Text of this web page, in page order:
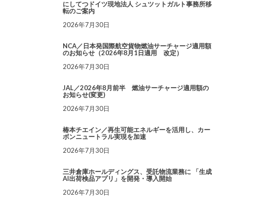
にしてつドイツ現地法人 シュツットガルト事務所移
転のご案内
2026年7月30日
NCA／日本発国際航空貨物燃油サーチャージ適用額
のお知らせ（2026年8月1日適用 改定）
2026年7月30日
JAL／2026年8月前半 燃油サーチャージ適用額の
お知らせ(変更)
2026年7月30日
椿本チエイン／再生可能エネルギーを活用し、カー
ボンニュートラル実現を加速
2026年7月30日
三井倉庫ホールディングス、受託物流業務に 「生成
AI出荷検品アプリ」を開発・導入開始
2026年7月30日